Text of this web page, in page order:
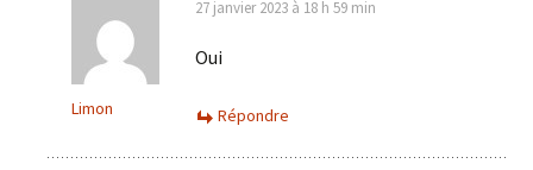
Limon
27 janvier 2023 à 18 h 59 min
Oui
Répondre